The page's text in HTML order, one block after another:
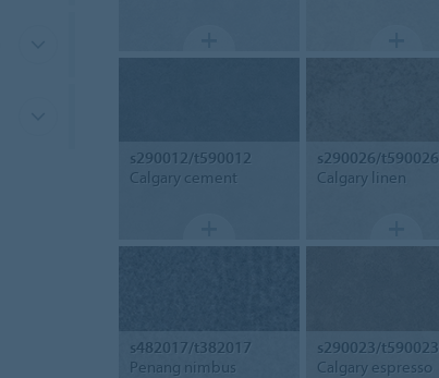
s290012/t590012
Calgary cement
s290026/t590026
Calgary linen
s482017/t382017
Penang nimbus
s290023/t590023
Calgary espresso